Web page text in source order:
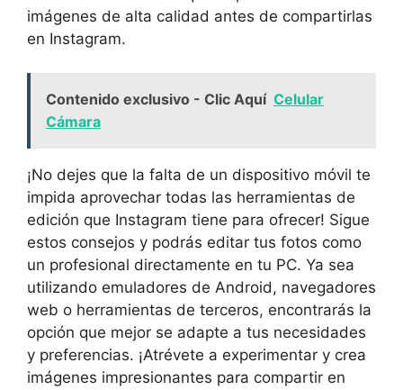
imágenes de alta⁣ calidad antes ​de ‍compartirlas
en Instagram.
Contenido exclusivo - Clic Aquí Celular
Cámara
¡No dejes ⁣que ​la falta de⁤ un dispositivo móvil te
impida aprovechar todas las herramientas de
⁣edición ⁤que Instagram tiene para ​ofrecer! Sigue
estos consejos y podrás editar tus fotos‍ como
un profesional directamente en tu PC. Ya⁣ sea ​
utilizando⁤ emuladores ‌de⁣ Android, navegadores
web‌ o herramientas de terceros,⁢ encontrarás la
opción‍ que mejor ⁣se ⁣adapte ​a tus necesidades
y preferencias.‌ ¡Atrévete a experimentar y crea
imágenes​ impresionantes para compartir en